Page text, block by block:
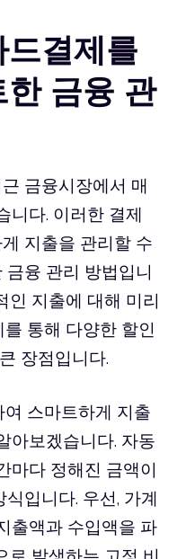
결제를
금융 관
금융시장에서 매
니다. 이러한 결제
지출을 관리할 수
융 관리 방법입니
인 지출에 대해 미리
통해 다양한 할인
장점입니다.
스마트하게 지출
아보겠습니다. 자동
마다 정해진 금액이
입니다. 우선, 가계
출액과 수입액을 파